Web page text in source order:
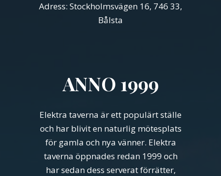
Adress: Stockholmsvägen 16, 746 33,
Bålsta
ANNO 1999
Elektra taverna är ett populärt ställe
och har blivit en naturlig mötesplats
för gamla och nya vänner. Elektra
taverna öppnades redan 1999 och
har sedan dess serverat förrätter,